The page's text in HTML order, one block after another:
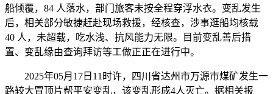
船倾覆，84 人落水，部门旅客未按全程穿浮水衣。变乱发生
后，相关部分敏捷赶赴现场救援，经核查，涉事逛船均核载
40 人，未超载，吃水浅、抗风能力无限。目前变乱善后措
置、变乱缘由查询拜访等工做正正在进行中。
2025年05月17日11时许，四川省达州市万源市煤矿发生一
路较大冒顶片帮平安变乱，该变乱形成4人灭亡。据相关报